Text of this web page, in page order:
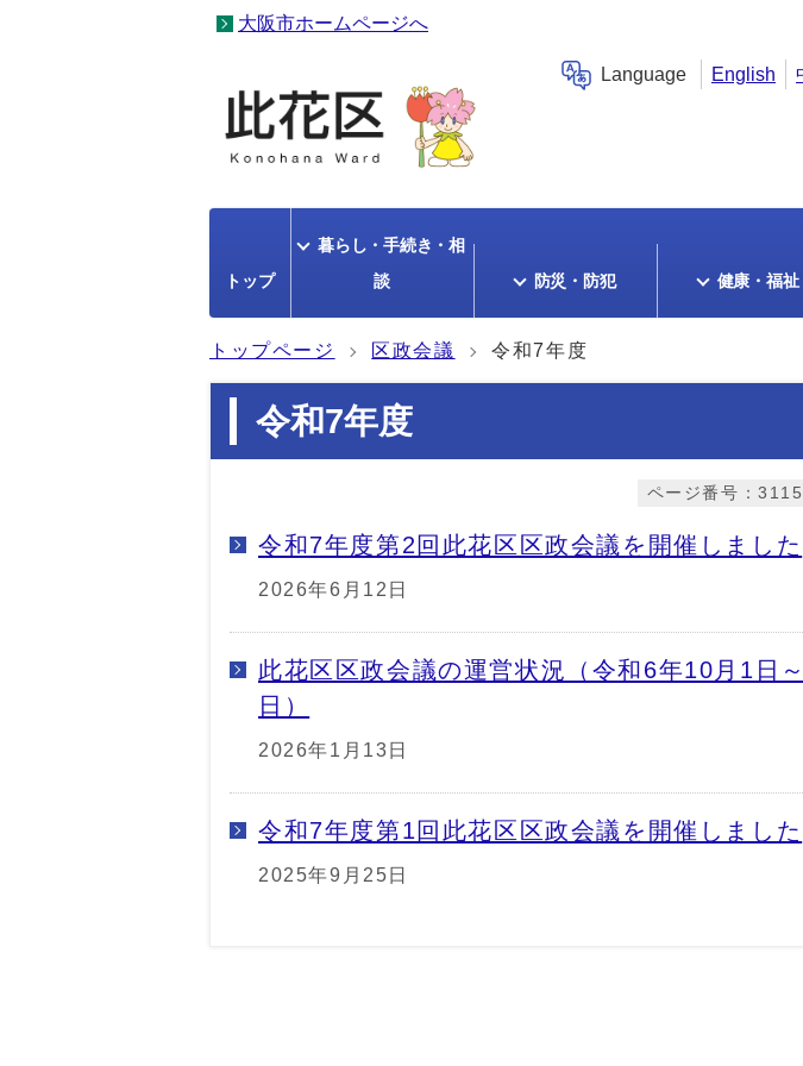
大阪市ホームページへ
Language English
トップ
暮らし・手続き・相
談
防災・防犯 健康・福祉
トップページ 区政会議 令和7年度
令和7年度
ページ番号：
令和7年度第2回此花区区政会議を開催しました
2026年6月12日
此花区区政会議の運営状況（令和6年10月1日
日）
2026年1月13日
令和7年度第1回此花区区政会議を開催しました
2025年9月25日